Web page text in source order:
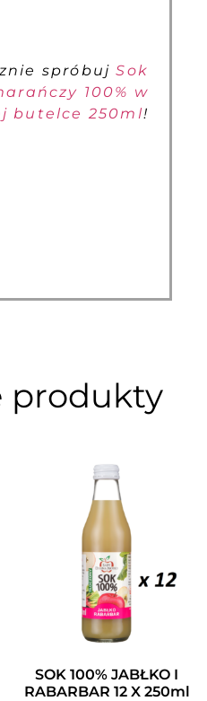
spróbujSok
100% w
butelce 250ml!
produkty
SOK 100% JABŁKO I
RABARBAR 12 X 250ml